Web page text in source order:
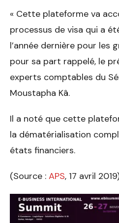
« Cette plateforme va
processus de visa qui a
l’année dernière pour les
pour sa part rappelé, le
experts comptables du
Moustapha Kâ.
Il a noté que cette
la dématérialisation
états financiers.
(Source : APS, 17 avril